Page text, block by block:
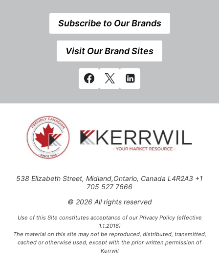
Subscribe to Our Brands
Visit Our Brand Sites
538 Elizabeth Street, Midland,Ontario, Canada L4R2A3 +1
705 527 7666
© 2026 All rights reserved
Use of this Site constitutes acceptance of our Privacy Policy (effective
1.1.2016)
The material on this site may not be reproduced, distributed, transmitted,
cached or otherwise used, except with the prior written permission of
Kerrwil